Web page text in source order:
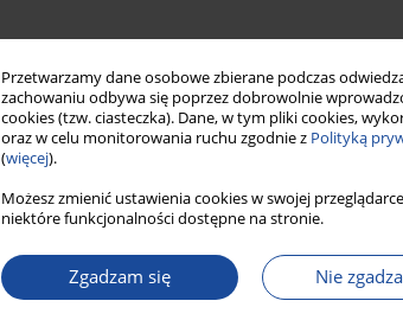
Przetwarzamy dane osobowe zbierane podczas
zachowaniu odbywa się poprzez dobrowolnie
cookies (tzw. ciasteczka). Dane, w tym pliki cookies,
oraz w celu monitorowania ruchu zgodnie z Polityką
(więcej).
Możesz zmienić ustawienia cookies w swojej
niektóre funkcjonalności dostępne na stronie.
Zgadzam się Nie